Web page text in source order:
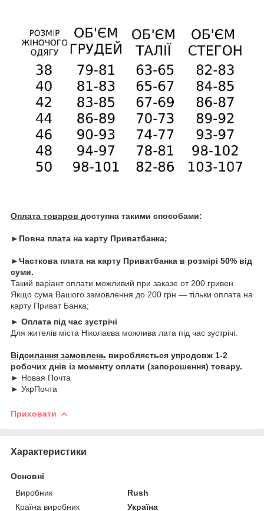
Оплата товаров доступна такими способами:
►Повна плата на карту Приватбанка;
►Часткова плата на карту Приватбанка в розмірі 50% від
суми.
Такий варіант оплати можливий при заказе от 200 гривен.
Якщо сума Вашого замовлення до 200 грн — тільки оплата на
карту Приват Банка;
► Оплата під час зустрічі
Для жителів міста Ніколаєва можлива лата під час зустрічі.
Відсилання замовлень виробляється упродовж 1-2
робочих днів із моменту оплати (запорошення) товару.
► Новая Почта
► УкрПочта
Приховати
Характеристики
Основні
Виробник
Rush
Країна виробник
Україна